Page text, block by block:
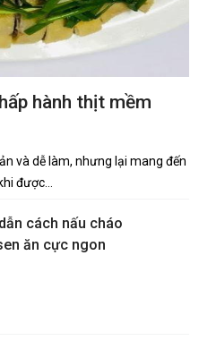
hành thịt mềm
và dễ làm, nhưng lại mang đến
được…
cách nấu cháo
ăn cực ngon